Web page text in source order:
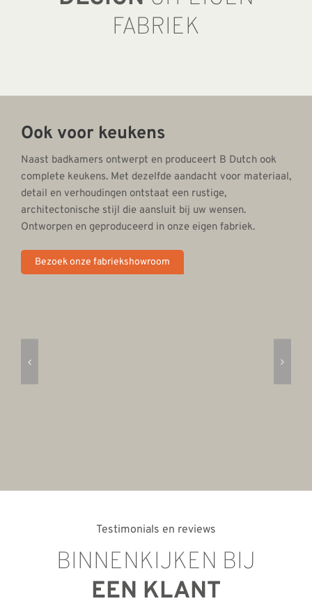
FABRIEK
Ook voor keukens
Naast badkamers ontwerpt en produceert B Dutch ook
complete keukens. Met dezelfde aandacht voor materiaal,
detail en verhoudingen ontstaat een rustige,
architectonische stijl die aansluit bij uw wensen.
Ontworpen en geproduceerd in onze eigen fabriek.
Bezoek onze fabriekshowroom
Testimonials en reviews
BINNENKIJKEN BIJ
EEN KLANT